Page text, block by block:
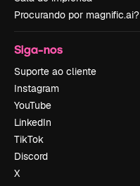
Procurando por magnific.ai?
Siga-nos
Suporte ao cliente
Instagram
YouTube
LinkedIn
TikTok
Discord
X